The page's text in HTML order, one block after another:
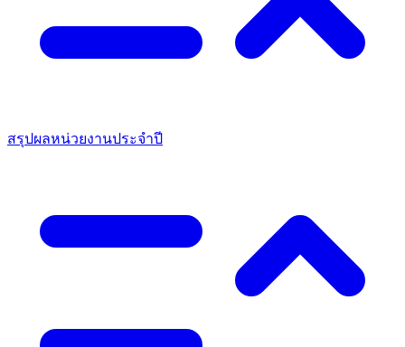
สรุปผลหน่วยงานประจำปี